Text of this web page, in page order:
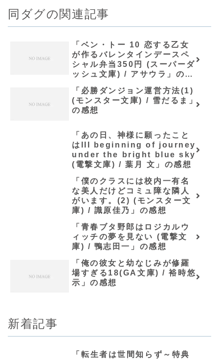
同ダグの関連記事
「ベン・トー 10 恋する乙女
が作るバレンタインデースペ
シャル弁当350円 (スーパーダ
ッシュ文庫) / アサウラ」の感
「必勝ダンジョン運営方法(1)
(モンスター文庫) / 雪だるま」
の感想
「あの日、神様に願ったこと
はIII beginning of journey
under the bright blue sky
(電撃文庫) / 葉月 文」の感想
「僕のクラスには校内一有名
な美人だけどコミュ障な隣人
がいます。(2) (モンスター文
庫) / 識原佳乃」の感想
「青春ブタ野郎はロジカルウ
ィッチの夢を見ない (電撃文
庫) / 鴨志田一」の感想
「俺の彼女と幼なじみが修羅
場すぎる18(GA文庫) / 裕時悠
示」の感想
新着記事
「転生者は世間知らず～特典